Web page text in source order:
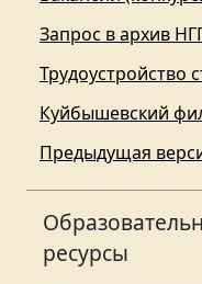
Запрос в архив
Трудоустройство
Куйбышевский
Предыдущая
ресурсы